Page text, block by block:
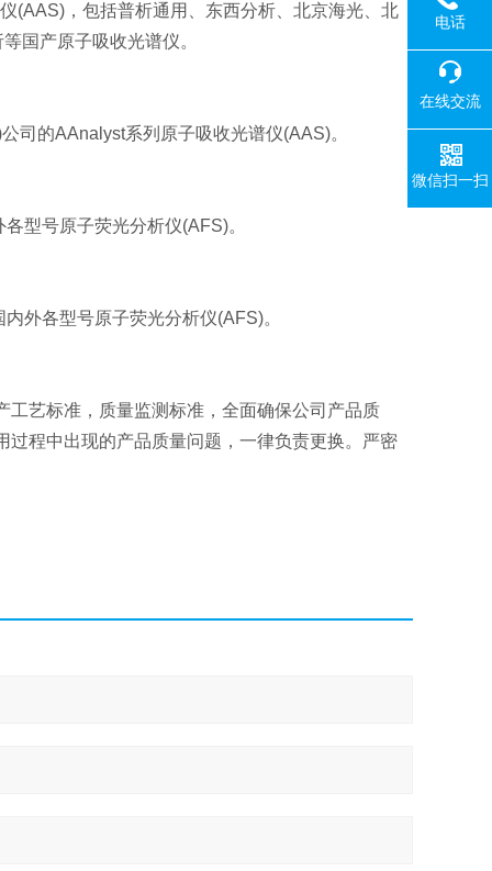
(AAS)，包括普析通用、东西分析、北京海光、北
国产原子吸收光谱仪。
司的AAnalyst系列 原子吸收光谱仪(AAS)。
型号原子荧光分析仪(AFS)。
外各型号原子荧光分析仪(AFS)。
艺标准，质量监测标准，全面确保公司产品质
程中出现的产品质量问题，一律负责更换。严密
电话
在线交流
微信扫一扫